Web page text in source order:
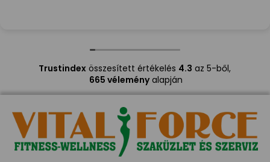
Trustindexösszesített értékelés 4.3 az 5-ből,
665 véleményalapján